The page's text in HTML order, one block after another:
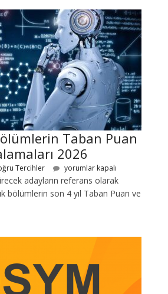
Taban Puan
2026
Tercihler yorumlar kapalı
adayların referans olarak
bölümlerin son 4 yıl Taban Puan ve